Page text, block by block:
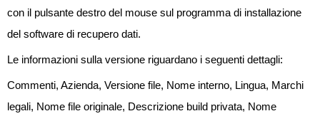
con il pulsante destro del mouse sul programma di installazione
del software di recupero dati.
Le informazioni sulla versione riguardano i seguenti dettagli:
Commenti, Azienda, Versione file, Nome interno, Lingua, Marchi
legali, Nome file originale, Descrizione build privata, Nome